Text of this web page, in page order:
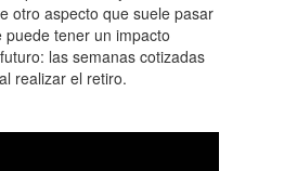
otro aspecto que suele pasar
tener un impacto
las semanas cotizadas
realizar el retiro.